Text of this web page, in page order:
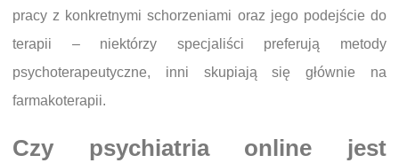
pracy z konkretnymi schorzeniami oraz jego podejście do
terapii – niektórzy specjaliści preferują metody
psychoterapeutyczne, inni skupiają się głównie na
farmakoterapii.
Czy psychiatria online jest